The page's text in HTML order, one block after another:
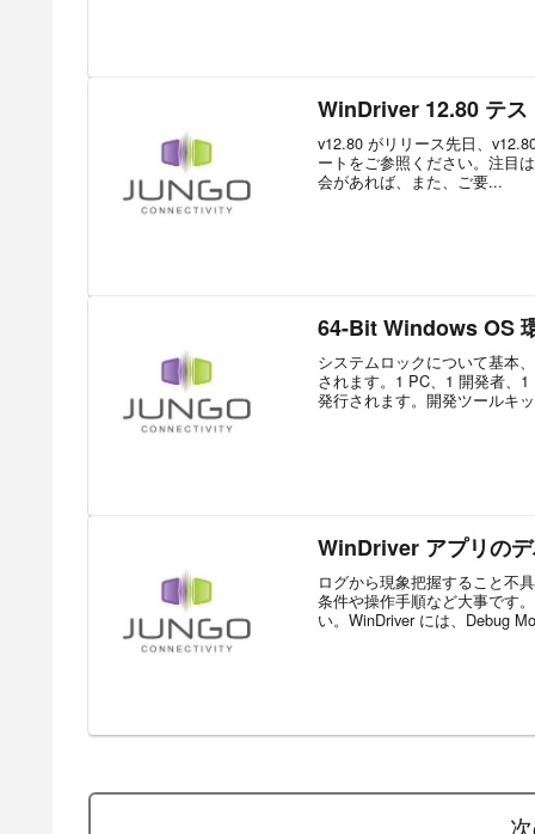
WinDriver 12.80 テス
v12.80 がリリース先日、
ートをご参照ください。注目
会があれば、また、ご要...
64-Bit Windows OS
システムロックについて基本
されます。1 PC、1 開発者、
発行されます。開発ツールキ
WinDriver アプリの
ログから現象把握すること不
条件や操作手順など大事です
い。WinDriver には、Debug